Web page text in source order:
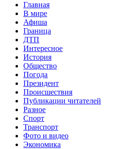
Главная
В мире
Афиша
Граница
ДТП
Интересное
История
Общество
Погода
Президент
Происшествия
Публикации читателей
Разное
Спорт
Транспорт
Фото и видео
Экономика